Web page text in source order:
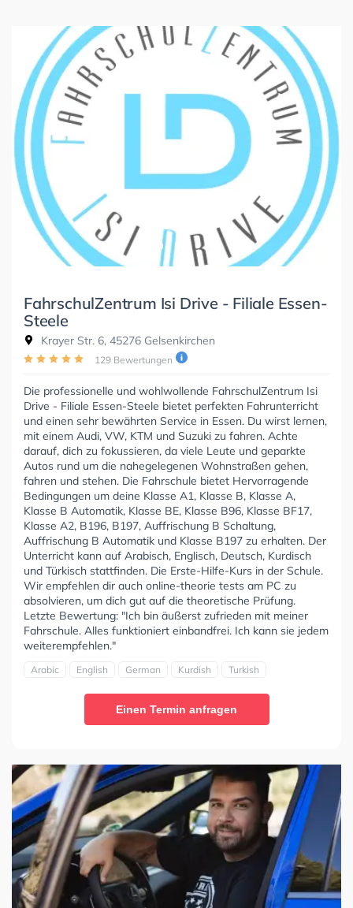
FahrschulZentrum Isi Drive - Filiale Essen-
Steele
Krayer Str. 6, 45276 Gelsenkirchen
129 Bewertungen
Die professionelle und wohlwollende FahrschulZentrum Isi
Drive - Filiale Essen-Steele bietet perfekten Fahrunterricht
und einen sehr bewährten Service in Essen. Du wirst lernen,
mit einem Audi, VW, KTM und Suzuki zu fahren. Achte
darauf, dich zu fokussieren, da viele Leute und geparkte
Autos rund um die nahegelegenen Wohnstraßen gehen,
fahren und stehen. Die Fahrschule bietet Hervorragende
Bedingungen um deine Klasse A1, Klasse B, Klasse A,
Klasse B Automatik, Klasse BE, Klasse B96, Klasse BF17,
Klasse A2, B196, B197, Auffrischung B Schaltung,
Auffrischung B Automatik und Klasse B197 zu erhalten. Der
Unterricht kann auf Arabisch, Englisch, Deutsch, Kurdisch
und Türkisch stattfinden. Die Erste-Hilfe-Kurs in der Schule.
Wir empfehlen dir auch online-theorie tests am PC zu
absolvieren, um dich gut auf die theoretische Prüfung.
Letzte Bewertung: "Ich bin äußerst zufrieden mit meiner
Fahrschule. Alles funktioniert einbandfrei. Ich kann sie jedem
weiterempfehlen."
Arabic English German Kurdish Turkish
Einen Termin anfragen